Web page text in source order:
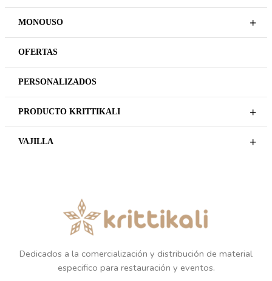
+
MONOUSO
OFERTAS
PERSONALIZADOS
+
PRODUCTO KRITTIKALI
+
VAJILLA
Dedicados a la comercialización y distribución de material
especifico para restauración y eventos.